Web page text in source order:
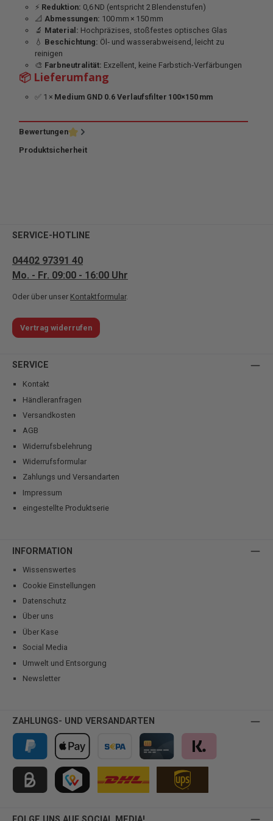
⚡ Reduktion: 0,6 ND (entspricht 2 Blendenstufen)
📐 Abmessungen: 100 mm × 150 mm
🔬 Material: Hochpräzises, stoßfestes optisches Glas
💧 Beschichtung: Öl‑ und wasserabweisend, leicht zu
reinigen
🎨 Farbneutralität: Exzellent, keine Farbstich‑Verfärbungen
📦 Lieferumfang
✅ 1 × Medium GND 0.6 Verlaufsfilter 100×150 mm
Bewertungen
Produktsicherheit
SERVICE-HOTLINE
04402 97391 40
Mo. - Fr. 09:00 - 16:00 Uhr
Oder über unser Kontaktformular.
Vertrag widerrufen
SERVICE
Kontakt
Händleranfragen
Versandkosten
AGB
Widerrufsbelehrung
Widerrufsformular
Zahlungs und Versandarten
Impressum
eingestellte Produktserie
INFORMATION
Wissenswertes
Cookie Einstellungen
Datenschutz
Über uns
Über Kase
Social Media
Umwelt und Entsorgung
Newsletter
ZAHLUNGS- UND VERSANDARTEN
PayPal Apple Pay Vorkasse Kreditkarte Klarna